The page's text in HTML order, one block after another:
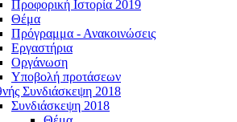
Προφορική Ιστορία 2019
Θέμα
Πρόγραμμα - Ανακοινώσεις
Εργαστήρια
Οργάνωση
Υποβολή προτάσεων
Συνδιάσκεψη 2018
Συνδιάσκεψη 2018